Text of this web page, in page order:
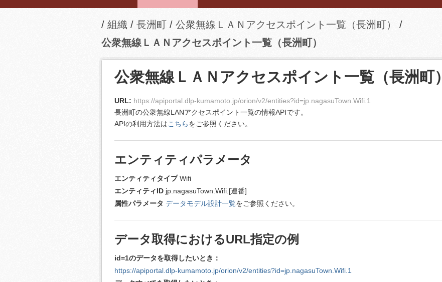
組織 長洲町
公衆無線ＬＡＮアクセスポイント一覧（長洲町）
公衆無線ＬＡＮアクセスポイント一覧（長洲町）
公衆無線ＬＡＮアクセスポイント一覧（長洲町）
URL: https://apiportal.dlp-kumamoto.jp/orion/v2/entities?id=jp.nagasuTown.Wifi.1
長洲町の公衆無線LANアクセスポイント一覧の情報APIです。
APIの利用方法はこちらをご参照ください。
エンティティパラメータ
エンティティタイプWifi
エンティティID jp.nagasuTown.Wifi.[連番]
属性パラメータ データモデル設計一覧をご参照ください。
データ取得におけるURL指定の例
id=1のデータを取得したいとき：
https://apiportal.dlp-kumamoto.jp/orion/v2/entities?id=jp.nagasuTown.Wifi.1